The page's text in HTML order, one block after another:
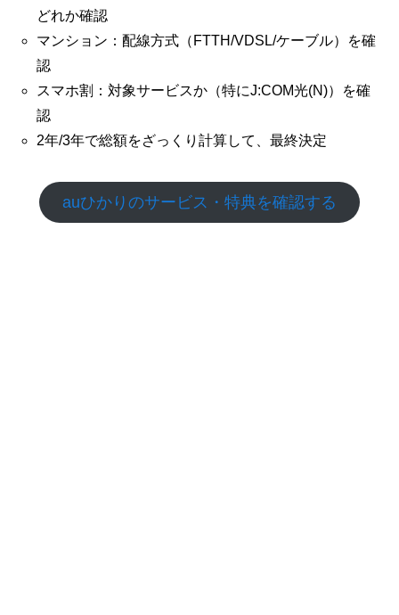
どれか確認
マンション：配線方式（FTTH/VDSL/ケーブル）を確
認
スマホ割：対象サービスか（特にJ:COM光(N)）を確
認
2年/3年で総額をざっくり計算して、最終決定
auひかりのサービス・特典を確認する